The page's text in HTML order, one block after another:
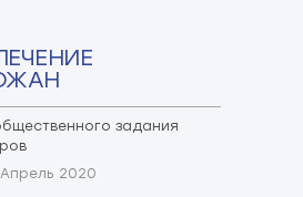
задания
2020